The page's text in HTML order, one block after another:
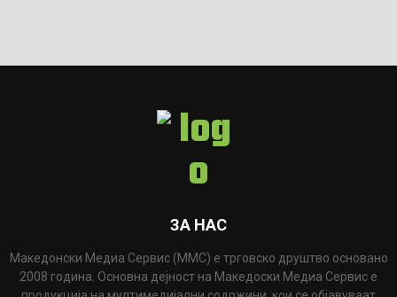
ЗА НАС
Македонски Медиа Сервис (ММС) е трговско друштво основано
2008 година. Основна дејност на Македоски Медиа Сервис е